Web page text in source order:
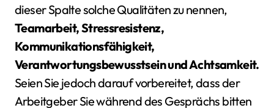
dieser Spalte solche Qualitäten zu nennen,
Teamarbeit, Stressresistenz,
Kommunikationsfähigkeit,
Verantwortungsbewusstsein und Achtsamkeit.
Seien Sie jedoch darauf vorbereitet, dass der
Arbeitgeber Sie während des Gesprächs bitten